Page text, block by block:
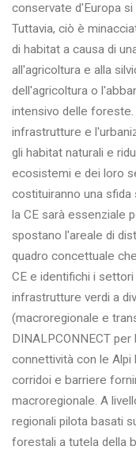
conservate d'Europa
Tuttavia, ciò è
di habitat a causa di
all'agricoltura e alla
dell'agricoltura o
intensivo delle
infrastrutture e
gli habitat naturali e
ecosistemi e dei loro
costituiranno una sfida
la CE sarà essenziale
spostano l'areale di
quadro concettuale
CE e identifichi i
infrastrutture verdi a
(macroregionale e
DINALPCONNECT
connettività con le Alpi
corridoi e barriere
macroregionale. A
regionali pilota basati
forestali a tutela della